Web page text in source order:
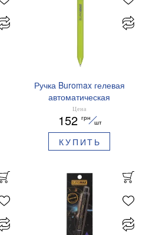
Ручка Buromax гелевая
автоматическая
PRESTIGE GOLD 0,5 мм
синие чернила BM.83101
Цена
152 грн
шт
КУПИТЬ